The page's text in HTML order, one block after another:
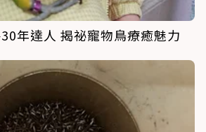
年達人 揭祕寵物鳥療癒魅力